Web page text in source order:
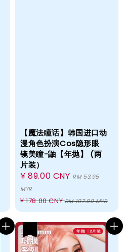
【魔法瞳话】韩国进口动
漫角色扮演Cos隐形眼
镜美瞳-鼬【年抛】 (两
片装）
Sale
price
¥ 89.00 CNY RM 53.95
MYR
Regular
price
¥ 178.00 CNYRM 107.90 MYR